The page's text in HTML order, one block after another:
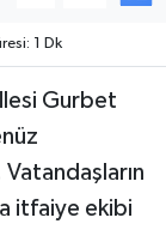
1 Dk
Gurbet
itfaiye ekibi